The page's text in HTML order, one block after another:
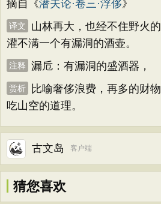
摘自《潜夫论·卷三·浮侈》
译文
山林再大，也经不住野火
灌不满一个有漏洞的酒壶。
注释 漏卮：有漏洞的盛酒器，
赏析
比喻奢侈浪费，再多的财
吃山空的道理。
古文岛 客户端
猜您喜欢